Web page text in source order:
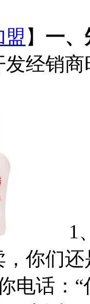
盟 】 一、
销商
1、
你们
话：“